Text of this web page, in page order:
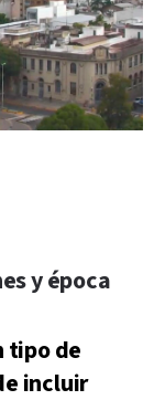
y época
tipo de
incluir